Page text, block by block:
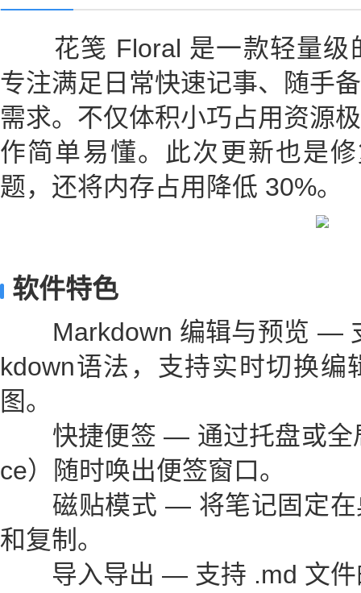
花笺 Floral 是一款轻量级
专注满足日常快速记事、随手
需求。不仅体积小巧占用资源
作简单易懂。此次更新也是
题，还将内存占用降低 30%。
软件特色
Markdown 编辑与预览 —
kdown语法，支持实时切换编
图。
快捷便签 — 通过托盘或全
ce）随时唤出便签窗口。
磁贴模式 — 将笔记固定在
和复制。
导入导出 — 支持 .md 文件